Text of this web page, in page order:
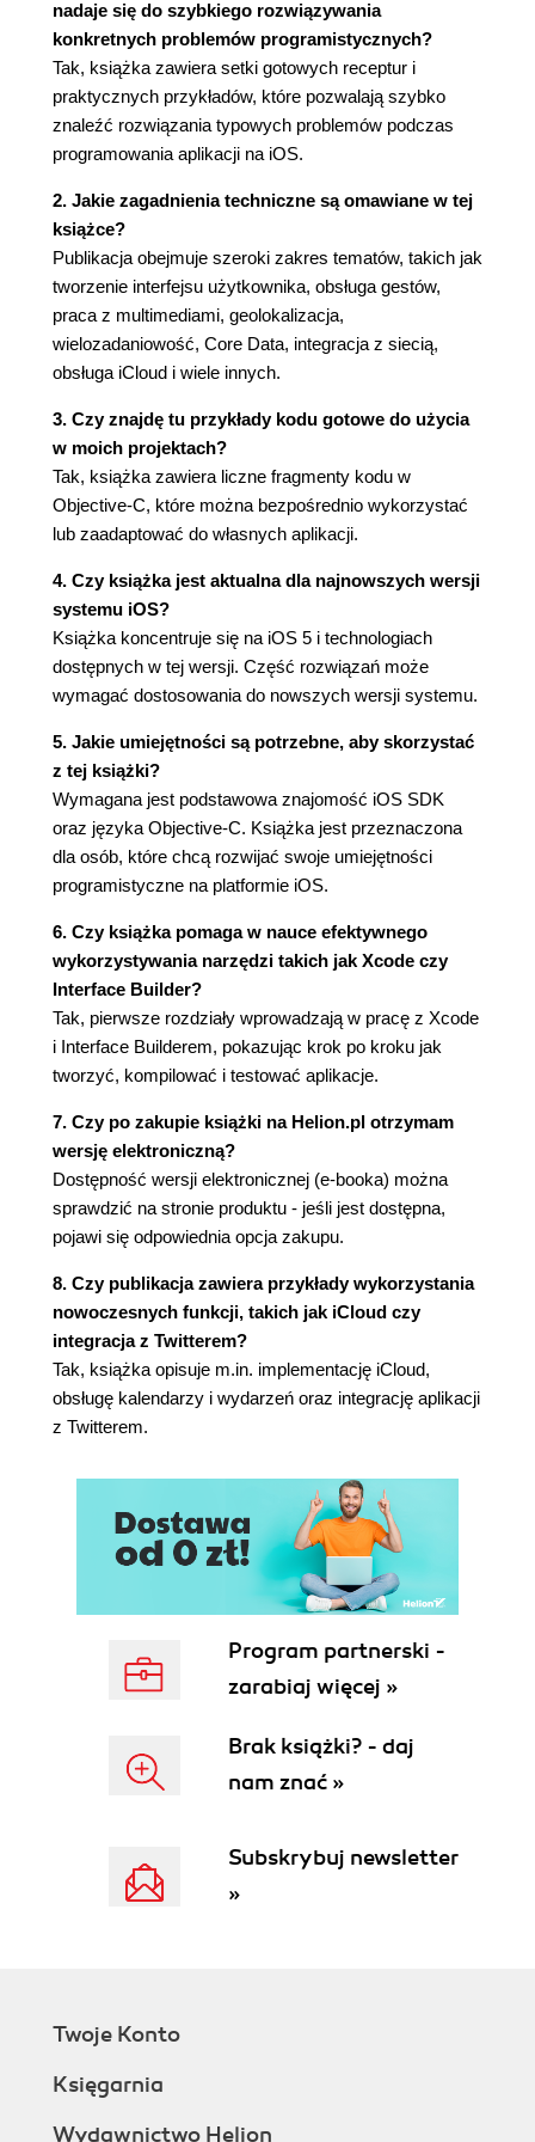
1.27. Wczytywanie danych z pakietu głównego
(92)
1.28. Wczytywanie danych z innych pakietów (95)
1.29. Wysyłanie powiadomień za pomocą
NSNotificationCenter (98)
1.30. Nasłuchiwanie powiadomień wysyłanych
przez NSNotificationCenter (100)
2. Implementacja kontrolera i widoku (105)
2.0. Wprowadzenie (105)
2.1. Wyświetlanie komunikatów za pomocą
UIAlertView (106)
2.2. Tworzenie i używanie przełączników za
pomocą klasy UISwitch (114)
2.3. Wybór wartości za pomocą klasy
UIPickerView (117)
2.4. Wybór daty i godziny za pomocą
UIDatePicker (124)
2.5. Implementacja możliwości wyboru wartości z
2.6. Grupowanie opcji za pomocą
UISegmentedControl (132)
2.7. Prezentowanie widoków i zarządzanie nimi za
pomocą klasy UIViewController (138)
2.8. Implementacja nawigacji za pomocą klasy
2.9. Operacje na tablicy kontrolerów widoku (147)
2.10. Wyświetlenie obrazu na pasku
nawigacyjnym (148)
2.11. Dodawanie przycisku do paska
nawigacyjnego przy użyciu UIBarButtonItem (149)
2.12. Wyświetlenie wielu kontrolerów widoku za
pomocą UITabBarController (156)
2.13. Wyświetlanie tekstu statycznego za pomocą
UILabel (162)
2.14. Akceptacja tekstowych danych wejściowych
użytkownika wprowadzanych przez UITextField
(166)
UITextView (173)
2.16. Dodawanie przycisków do interfejsu
użytkownika za pomocą klasy UIButton (178)
2.17. Wyświetlanie obrazów za pomocą
UIImageView (182)
UIScrollView (186)
2.19. Wczytywanie stron internetowych za
pomocą UIWebView (191)
2.20. Przedstawianie widoków typu główny-
szczegółowy za pomocą UISplitViewController
2.22. Wyświetlanie okna typu Popover za pomocą
UIPopoverController (205)
2.23. Wyświetlanie paska postępu za pomocą
UIProgressView (214)
2.24. Nasłuchiwanie powiadomień klawiatury i
reagowanie na nie (216)
3.0. Wprowadzenie (231)
3.1. Utworzenie widoku tabeli (231)
3.4. Pobieranie i obsługa zdarzeń widoku tabeli
(238)
3.7. Wyświetlanie danych hierarchicznych w
3.8. Usunięcie komórki widoku tabeli za pomocą
nadaje się do szybkiego rozwiązywania
konkretnych problemów programistycznych?
Tak, książka zawiera setki gotowych receptur i
praktycznych przykładów, które pozwalają szybko
znaleźć rozwiązania typowych problemów podczas
programowania aplikacji na iOS.
2. Jakie zagadnienia techniczne są omawiane w tej
książce?
Publikacja obejmuje szeroki zakres tematów, takich jak
tworzenie interfejsu użytkownika, obsługa gestów,
praca z multimediami, geolokalizacja,
wielozadaniowość, Core Data, integracja z siecią,
obsługa iCloud i wiele innych.
3. Czy znajdę tu przykłady kodu gotowe do użycia
w moich projektach?
Tak, książka zawiera liczne fragmenty kodu w
Objective-C, które można bezpośrednio wykorzystać
lub zaadaptować do własnych aplikacji.
4. Czy książka jest aktualna dla najnowszych wersji
systemu iOS?
Książka koncentruje się na iOS 5 i technologiach
dostępnych w tej wersji. Część rozwiązań może
wymagać dostosowania do nowszych wersji systemu.
5. Jakie umiejętności są potrzebne, aby skorzystać
z tej książki?
Wymagana jest podstawowa znajomość iOS SDK
oraz języka Objective-C. Książka jest przeznaczona
dla osób, które chcą rozwijać swoje umiejętności
programistyczne na platformie iOS.
6. Czy książka pomaga w nauce efektywnego
wykorzystywania narzędzi takich jak Xcode czy
Interface Builder?
Tak, pierwsze rozdziały wprowadzają w pracę z Xcode
i Interface Builderem, pokazując krok po kroku jak
tworzyć, kompilować i testować aplikacje.
7. Czy po zakupie książki na Helion.pl otrzymam
wersję elektroniczną?
Dostępność wersji elektronicznej (e-booka) można
sprawdzić na stronie produktu - jeśli jest dostępna,
pojawi się odpowiednia opcja zakupu.
8. Czy publikacja zawiera przykłady wykorzystania
nowoczesnych funkcji, takich jak iCloud czy
integracja z Twitterem?
Tak, książka opisuje m.in. implementację iCloud,
obsługę kalendarzy i wydarzeń oraz integrację aplikacji
z Twitterem.
Program partnerski -
zarabiaj więcej »
Brak książki? - daj
nam znać »
Subskrybuj newsletter
»
Twoje Konto
Księgarnia
Wydawnictwo Helion